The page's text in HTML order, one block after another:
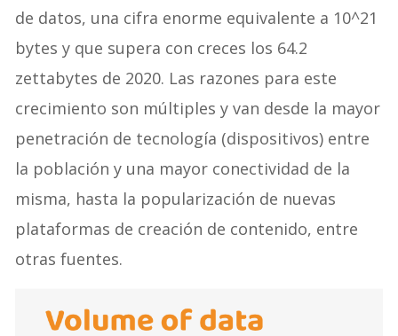
de datos, una cifra enorme equivalente a 10^21
bytes y que supera con creces los 64.2
zettabytes de 2020. Las razones para este
crecimiento son múltiples y van desde la mayor
penetración de tecnología (dispositivos) entre
la población y una mayor conectividad de la
misma, hasta la popularización de nuevas
plataformas de creación de contenido, entre
otras fuentes.